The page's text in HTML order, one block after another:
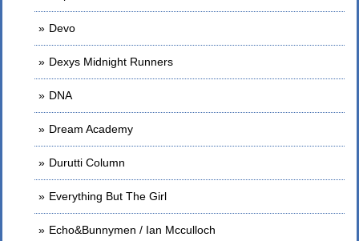
Devo
Dexys Midnight Runners
DNA
Dream Academy
Durutti Column
Everything But The Girl
Echo&Bunnymen / Ian Mcculloch